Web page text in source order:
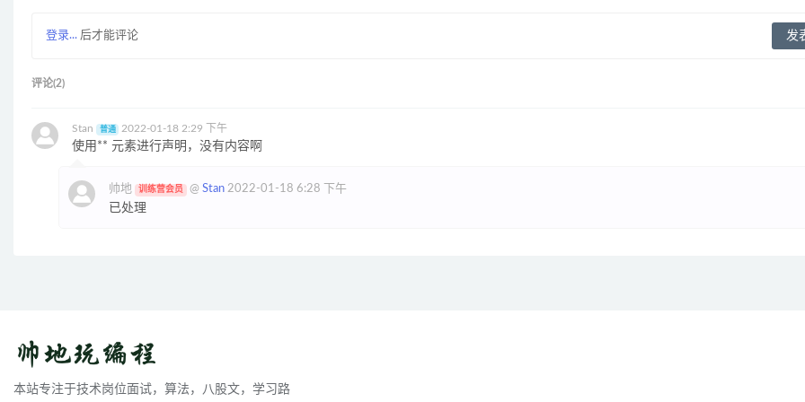
登录... 后才能评论
评论(2)
Stan 普通 2022-01-18 2:29 下午
使用** 元素进行声明，没有内容啊
帅地 训练营会员 @ Stan 2022-01-18 6:28 下午
已处理
本站专注于技术岗位面试，算法，八股文，学习路